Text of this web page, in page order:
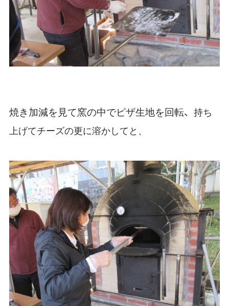
焼き加減を見て窯の中でピザ生地を回転、 持ち
上げてチーズの更に溶かしてと、